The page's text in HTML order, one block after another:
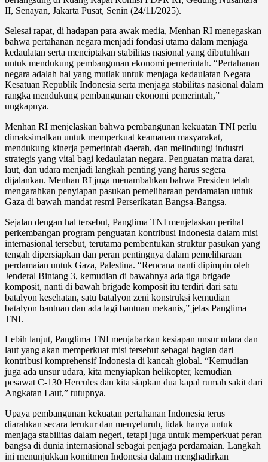
II, Senayan, Jakarta Pusat, Senin (24/11/2025).
Selesai rapat, di hadapan para awak media, Menhan RI menegaskan
bahwa pertahanan negara menjadi fondasi utama dalam menjaga
kedaulatan serta menciptakan stabilitas nasional yang dibutuhkan
untuk mendukung pembangunan ekonomi pemerintah. “Pertahanan
negara adalah hal yang mutlak untuk menjaga kedaulatan Negara
Kesatuan Republik Indonesia serta menjaga stabilitas nasional dalam
rangka mendukung pembangunan ekonomi pemerintah,”
ungkapnya.
Menhan RI menjelaskan bahwa pembangunan kekuatan TNI perlu
dimaksimalkan untuk memperkuat keamanan masyarakat,
mendukung kinerja pemerintah daerah, dan melindungi industri
strategis yang vital bagi kedaulatan negara. Penguatan matra darat,
laut, dan udara menjadi langkah penting yang harus segera
dijalankan. Menhan RI juga menambahkan bahwa Presiden telah
mengarahkan penyiapan pasukan pemeliharaan perdamaian untuk
Gaza di bawah mandat resmi Perserikatan Bangsa-Bangsa.
Sejalan dengan hal tersebut, Panglima TNI menjelaskan perihal
perkembangan program penguatan kontribusi Indonesia dalam misi
internasional tersebut, terutama pembentukan struktur pasukan yang
tengah dipersiapkan dan peran pentingnya dalam pemeliharaan
perdamaian untuk Gaza, Palestina. “Rencana nanti dipimpin oleh
Jenderal Bintang 3, kemudian di bawahnya ada tiga brigade
komposit, nanti di bawah brigade komposit itu terdiri dari satu
batalyon kesehatan, satu batalyon zeni konstruksi kemudian
batalyon bantuan dan ada lagi bantuan mekanis,” jelas Panglima
TNI.
Lebih lanjut, Panglima TNI menjabarkan kesiapan unsur udara dan
laut yang akan memperkuat misi tersebut sebagai bagian dari
kontribusi komprehensif Indonesia di kancah global. “Kemudian
juga ada unsur udara, kita menyiapkan helikopter, kemudian
pesawat C-130 Hercules dan kita siapkan dua kapal rumah sakit dari
Angkatan Laut,” tutupnya.
Upaya pembangunan kekuatan pertahanan Indonesia terus
diarahkan secara terukur dan menyeluruh, tidak hanya untuk
menjaga stabilitas dalam negeri, tetapi juga untuk memperkuat peran
bangsa di dunia internasional sebagai penjaga perdamaian. Langkah
ini menunjukkan komitmen Indonesia dalam menghadirkan